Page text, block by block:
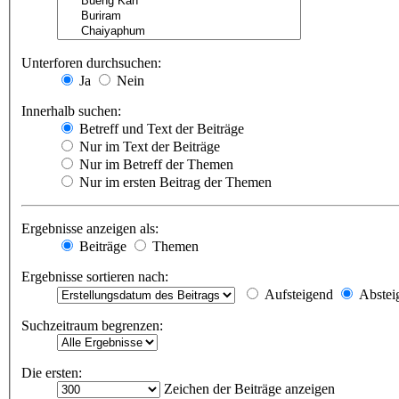
Unterforen durchsuchen:
Ja
Nein
Innerhalb suchen:
Betreff und Text der Beiträge
Nur im Text der Beiträge
Nur im Betreff der Themen
Nur im ersten Beitrag der Themen
Ergebnisse anzeigen als:
Beiträge
Themen
Ergebnisse sortieren nach:
Aufsteigend
Suchzeitraum begrenzen:
Die ersten:
Zeichen der Beiträge anzeigen